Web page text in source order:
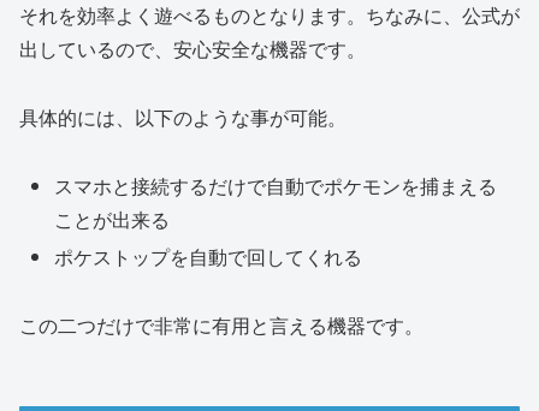
それを効率よく遊べるものとなります。ちなみに、公式が
出しているので、安心安全な機器です。
具体的には、以下のような事が可能。
スマホと接続するだけで自動でポケモンを捕まえる
ことが出来る
ポケストップを自動で回してくれる
この二つだけで非常に有用と言える機器です。